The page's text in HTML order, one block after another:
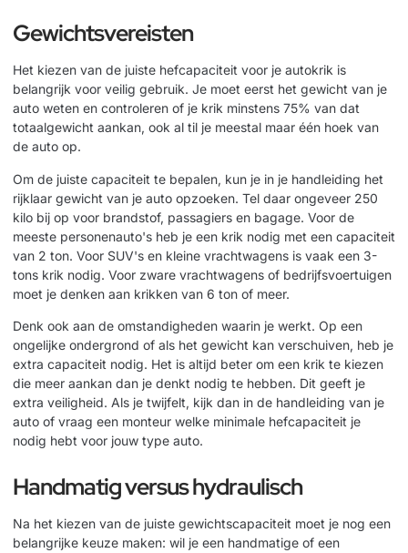
Gewichtsvereisten
Het kiezen van de juiste hefcapaciteit voor je autokrik is
belangrijk voor veilig gebruik. Je moet eerst het gewicht van je
auto weten en controleren of je krik minstens 75% van dat
totaalgewicht aankan, ook al til je meestal maar één hoek van
de auto op.
Om de juiste capaciteit te bepalen, kun je in je handleiding het
rijklaar gewicht van je auto opzoeken. Tel daar ongeveer 250
kilo bij op voor brandstof, passagiers en bagage. Voor de
meeste personenauto's heb je een krik nodig met een capaciteit
van 2 ton. Voor SUV's en kleine vrachtwagens is vaak een 3-
tons krik nodig. Voor zware vrachtwagens of bedrijfsvoertuigen
moet je denken aan krikken van 6 ton of meer.
Denk ook aan de omstandigheden waarin je werkt. Op een
ongelijke ondergrond of als het gewicht kan verschuiven, heb je
extra capaciteit nodig. Het is altijd beter om een krik te kiezen
die meer aankan dan je denkt nodig te hebben. Dit geeft je
extra veiligheid. Als je twijfelt, kijk dan in de handleiding van je
auto of vraag een monteur welke minimale hefcapaciteit je
nodig hebt voor jouw type auto.
Handmatig versus hydraulisch
Na het kiezen van de juiste gewichtscapaciteit moet je nog een
belangrijke keuze maken: wil je een handmatige of een